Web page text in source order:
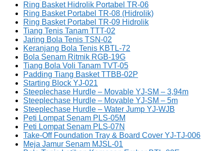
Ring Basket Hidrolik Portabel TR-06
Ring Basket Portabel TR-08 (Hidrolik)
Ring Basket Portabel TR-09 Hidrolik
Tiang Tenis Tanam TTT-02
Jaring Bola Tenis TSN-02
Keranjang Bola Tenis KBTL-72
Bola Senam Ritmik RGB-19G
Tiang Bola Voli Tanam TVT-05
Padding Tiang Basket TTBB-02P
Starting Block YJ-021
Steeplechase Hurdle – Movable YJ-SM – 3,94m
Steeplechase Hurdle – Movable YJ-SM – 5m
Steeplechase Hurdle – Water Jump YJ-WJB
Peti Lompat Senam PLS-05M
Peti Lompat Senam PLS-07N
Take-Off Foundation Tray & Board Cover YJ-TJ-006
Meja Jamur Senam MJSL-01